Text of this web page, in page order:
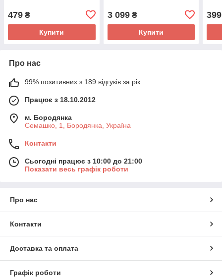
479 ₴
Купити
3 099₴
Купити
399
Про нас
99% позитивних з 189 відгуків за рік
Працює з 18.10.2012
м. Бородянка
Семашко, 1, Бородянка, Україна
Контакти
Сьогодні працює з 10:00 до 21:00
Показати весь графік роботи
Про нас
Контакти
Доставка та оплата
Графік роботи